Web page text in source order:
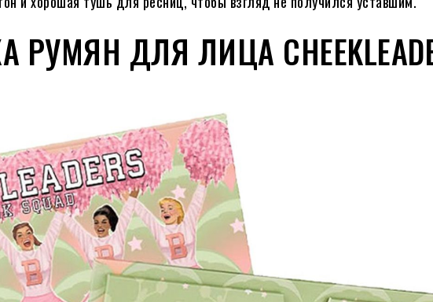
РУМЯН ДЛЯ ЛИЦА